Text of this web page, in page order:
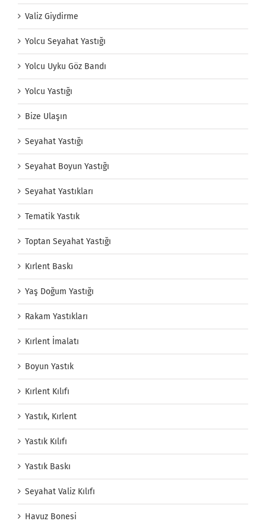
Valiz Giydirme
Yolcu Seyahat Yastığı
Yolcu Uyku Göz Bandı
Yolcu Yastığı
Bize Ulaşın
Seyahat Yastığı
Seyahat Boyun Yastığı
Seyahat Yastıkları
Tematik Yastık
Toptan Seyahat Yastığı
Kırlent Baskı
Yaş Doğum Yastığı
Rakam Yastıkları
Kırlent İmalatı
Boyun Yastık
Kırlent Kılıfı
Yastık, Kırlent
Yastık Kılıfı
Yastık Baskı
Seyahat Valiz Kılıfı
Havuz Bonesi